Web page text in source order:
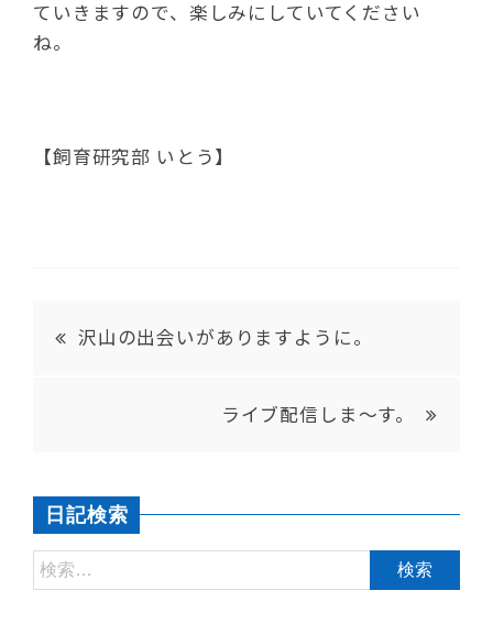
ていきますので、楽しみにしていてください
ね。
【飼育研究部 いとう】
沢山の出会いがありますように。
ライブ配信しま～す。
日記検索